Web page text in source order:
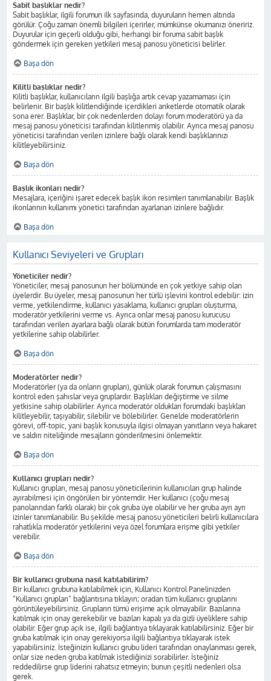
Sabit başlıklar nedir?
Sabit başlıklar, ilgili forumun ilk sayfasında, duyuruların hemen altında
görülür. Çoğu zaman önemli bilgileri içerirler, mümkünse okumanızı öneririz.
Duyurular için geçerli olduğu gibi, herhangi bir foruma sabit başlık
göndermek için gereken yetkileri mesaj panosu yöneticisi belirler.
Başa dön
Kilitli başlıklar nedir?
Kilitli başlıklar, kullanıcıların ilgili başlığa artık cevap yazamaması için
belirlenir. Bir başlık kilitlendiğinde içerdikleri anketlerde otomatik olarak
sona erer. Başlıklar, bir çok nedenlerden dolayı forum moderatörü ya da
mesaj panosu yöneticisi tarafından kilitlenmiş olabilir. Ayrıca mesaj panosu
yöneticisi tarafından verilen izinlere bağlı olarak kendi başlıklarınızı
kilitleyebilirsiniz.
Başa dön
Başlık ikonları nedir?
Mesajlara, içeriğini işaret edecek başlık ikon resimleri tanımlanabilir. Başlık
ikonlarının kullanımı yönetici tarafından ayarlanan izinlere bağlıdır.
Başa dön
Kullanıcı Seviyeleri ve Grupları
Yöneticiler nedir?
Yöneticiler, mesaj panosunun her bölümünde en çok yetkiye sahip olan
üyelerdir. Bu üyeler, mesaj panosunun her türlü işlevini kontrol edebilir: izin
verme, yetkilendirme, kullanıcı yasaklama, kullanıcı grupları oluşturma,
moderatör yetkilerini verme vs. Ayrıca onlar mesaj panosu kurucusu
tarafından verilen ayarlara bağlı olarak bütün forumlarda tam moderatör
yetkilerine sahip olabilirler.
Başa dön
Moderatörler nedir?
Moderatörler (ya da onların grupları), günlük olarak forumun çalışmasını
kontrol eden şahıslar veya gruplardır. Başlıkları değiştirme ve silme
yetkisine sahip olabilirler. Ayrıca moderatör oldukları forumdaki başlıkları
kilitleyebilir, taşıyabilir, silebilir ve bölebilirler. Genelde moderatörlerin
görevi, off-topic, yani başlık konusuyla ilgisi olmayan yanıtların veya hakaret
ve saldırı niteliğinde mesajların gönderilmesini önlemektir.
Başa dön
Kullanıcı grupları nedir?
Kullanıcı grupları, mesaj panosu yöneticilerinin kullanıcıları grup halinde
ayırabilmesi için öngörülen bir yöntemdir. Her kullanıcı (çoğu mesaj
panolarından farklı olarak) bir çok gruba üye olabilir ve her gruba ayrı ayrı
izinler tanımlanabilir. Bu şekilde mesaj panosu yöneticileri belirli kullanıcılara
rahatlıkla moderatör yetkilerini veya özel forumlara erişme gibi yetkiler
verebilir.
Başa dön
Bir kullanıcı grubuna nasıl katılabilirim?
Bir kullanıcı grubuna katılabilmek için, Kullanıcı Kontrol Panelinizden
“Kullanıcı grupları” bağlantısına tıklayın; oradan tüm kullanıcı gruplarını
görüntüleyebilirsiniz. Grupların tümü erişime açık olmayabilir. Bazılarına
katılmak için onay gerekebilir ve bazıları kapalı ya da gizli üyeliklere sahip
olabilir. Eğer grup açık ise, ilgili bağlantıya tıklayarak katılabilirsiniz. Eğer bir
gruba katılmak için onay gerekiyorsa ilgili bağlantıya tıklayarak istek
yapabilirsiniz. İsteğinizin kullanıcı grubu lideri tarafından onaylanması gerek,
onlar size neden gruba katılmak istediğinizi sorabilirler. İsteğiniz
reddedilirse grup liderini rahatsız etmeyin; bunun çeşitli nedenleri olsa
gerek.